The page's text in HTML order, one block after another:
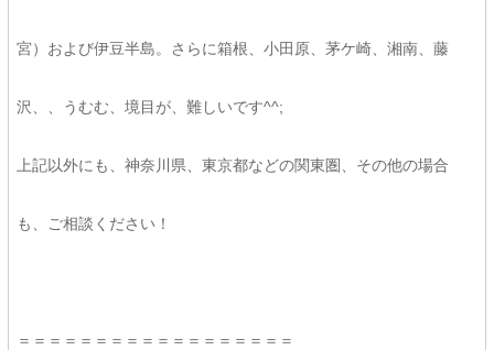
宮）および伊豆半島。さらに箱根、小田原、茅ケ崎、湘南、藤
沢、、うむむ、境目が、難しいです^^;
上記以外にも、神奈川県、東京都などの関東圏、その他の場合
も、ご相談ください！
＝＝＝＝＝＝＝＝＝＝＝＝＝＝＝＝＝＝